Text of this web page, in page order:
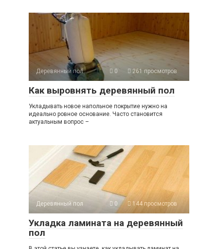
Деревянный пол 0 261 просмотров
Как выровнять деревянный пол
Укладывать новое напольное покрытие нужно на
идеально ровное основание. Часто становится
актуальным вопрос –
Деревянный пол 0 144 просмотров
Укладка ламината на деревянный
пол